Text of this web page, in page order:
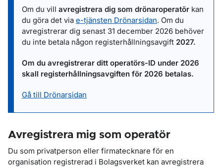
Om du vill avregistrera dig som drönaroperatör kan
du göra det via e-tjänsten Drönarsidan. Om du
avregistrerar dig senast 31 december 2026 behöver
du inte betala någon registerhållningsavgift 2027.
Om du avregistrerar ditt operatörs-ID under 2026
skall registerhållningsavgiften för 2026 betalas.
Gå till Drönarsidan
Avregistrera mig som operatör
Du som privatperson eller firmatecknare för en
organisation registrerad i Bolagsverket kan avregistrera